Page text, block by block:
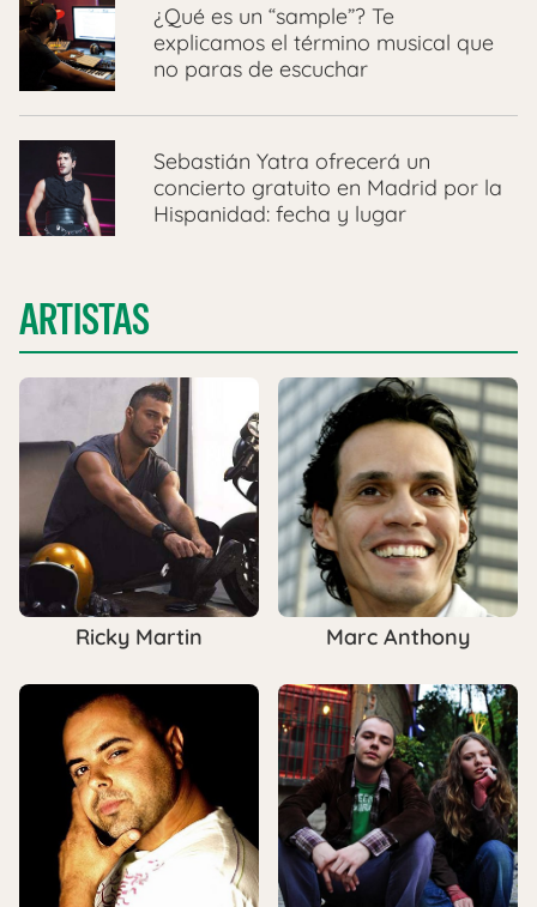
¿Qué es un “sample”? Te
explicamos el término musical que
no paras de escuchar
Sebastián Yatra ofrecerá un
concierto gratuito en Madrid por la
Hispanidad: fecha y lugar
ARTISTAS
Ricky Martin Marc Anthony